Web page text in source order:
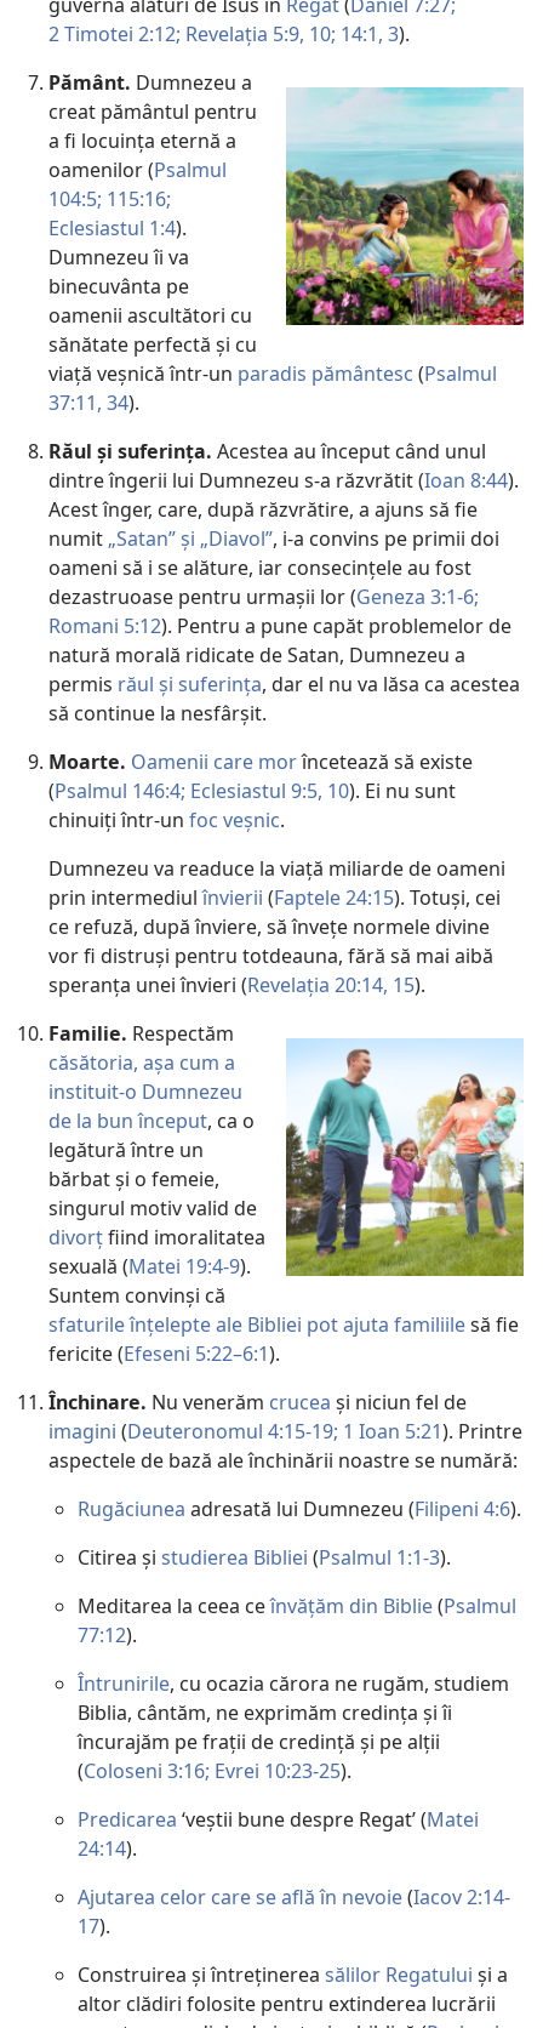
2 Timotei 2:12; Revelația 5:9, 10; 14:1, 3).
Pământ. Dumnezeu a
creat pământul pentru
a fi locuința eternă a
oamenilor (Psalmul
104:5; 115:16;
Eclesiastul 1:4).
Dumnezeu îi va
binecuvânta pe
oamenii ascultători cu
sănătate perfectă și cu
viață veșnică într-un paradis pământesc (Psalmul
37:11, 34).
Răul și suferința. Acestea au început când unul
dintre îngerii lui Dumnezeu s-a răzvrătit (Ioan 8:44).
Acest înger, care, după răzvrătire, a ajuns să fie
numit „Satan” și „Diavol”, i-a convins pe primii doi
oameni să i se alăture, iar consecințele au fost
dezastruoase pentru urmașii lor (Geneza 3:1-6;
Romani 5:12). Pentru a pune capăt problemelor de
natură morală ridicate de Satan, Dumnezeu a
permis răul și suferința, dar el nu va lăsa ca acestea
să continue la nesfârșit.
Moarte. Oamenii care morîncetează să existe
(Psalmul 146:4; Eclesiastul 9:5, 10). Ei nu sunt
chinuiți într-un foc veșnic.
Dumnezeu va readuce la viață miliarde de oameni
prin intermediulînvierii (Faptele 24:15). Totuși, cei
ce refuză, după înviere, să învețe normele divine
vor fi distruși pentru totdeauna, fără să mai aibă
speranța unei învieri (Revelația 20:14, 15).
Familie. Respectăm
căsătoria, așa cum a
instituit-o Dumnezeu
de la bun început, ca o
legătură între un
bărbat și o femeie,
singurul motiv valid de
divorțfiind imoralitatea
sexuală (Matei 19:4-9).
Suntem convinși că
sfaturile înțelepte ale Bibliei pot ajuta familiilesă fie
fericite (Efeseni 5:22–6:1).
Închinare. Nu venerăm crucea și niciun fel de
imagini (Deuteronomul 4:15-19; 1 Ioan 5:21). Printre
aspectele de bază ale închinării noastre se numără:
Rugăciunea adresată lui Dumnezeu (Filipeni 4:6).
Citirea și studierea Bibliei (Psalmul 1:1-3).
Meditarea la ceea ceînvățăm din Biblie(Psalmul
77:12).
Întrunirile, cu ocazia cărora ne rugăm, studiem
Biblia, cântăm, ne exprimăm credința și îi
încurajăm pe frații de credință și pe alții
(Coloseni 3:16; Evrei 10:23-25).
Predicarea ‘veștii bune despre Regat’ (Matei
24:14).
Ajutarea celor care se află în nevoie(Iacov 2:14-
17).
Construirea și întreținerea sălilor Regatului și a
altor clădiri folosite pentru extinderea lucrării